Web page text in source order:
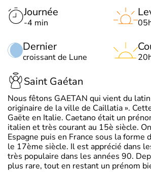
Journée
-4 min
Dernier
croissant de Lune
Saint Gaétan
Nous fêtons GAETAN qui vient du
originaire de la ville de Caillatia ».
Gaëte en Italie. Caetano était un
italien et très courant au 15è siècle.
Espagne puis en France sous la forme
le 17ème siècle. Il est apprécié dans
très populaire dans les années 90.
plus rare, tout en restant un prénom